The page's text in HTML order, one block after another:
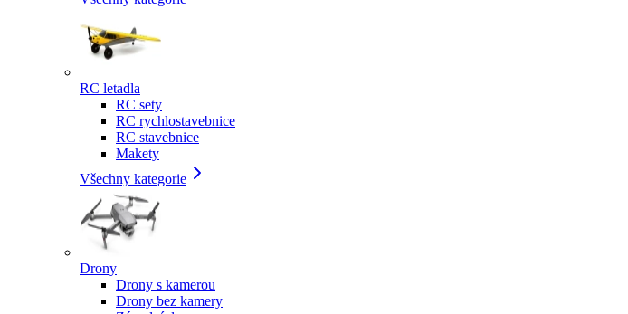
RC letadla
RC sety
RC rychlostavebnice
RC stavebnice
Makety
Všechny kategorie
Drony
Drony s kamerou
Drony bez kamery